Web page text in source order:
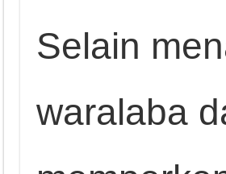
Selain
waralaba